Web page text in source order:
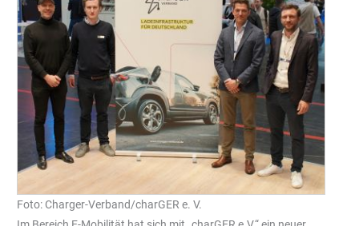
Foto: Charger-Verband/charGER e. V.